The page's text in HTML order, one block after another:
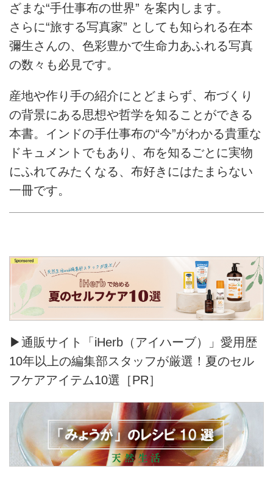
ざまな“手仕事布の世界” を案内します。
さらに“旅する写真家” としても知られる在本
彌生さんの、色彩豊かで生命力あふれる写真
の数々も必見です。
産地や作り手の紹介にとどまらず、布づくり
の背景にある思想や哲学を知ることができる
本書。インドの手仕事布の“今”がわかる貴重な
ドキュメントでもあり、布を知るごとに実物
にふれてみたくなる、布好きにはたまらない
一冊です。
▶通販サイト「iHerb（アイハーブ）」愛用歴
10年以上の編集部スタッフが厳選！夏のセル
フケアアイテム10選［PR］